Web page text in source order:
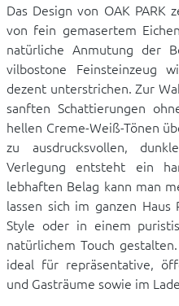
Das Design von OAK
von fein gemasertem
natürliche Anmutung der
vilbostone Feinsteinzeug
dezent unterstrichen. Zur
sanften Schattierungen
hellen Creme-Weiß-Tönen
zu ausdrucksvollen,
Verlegung entsteht ein
lebhaften Belag kann man
lassen sich im ganzen
Style oder in einem
natürlichem Touch
ideal für repräsentative,
und Gasträume sowie im